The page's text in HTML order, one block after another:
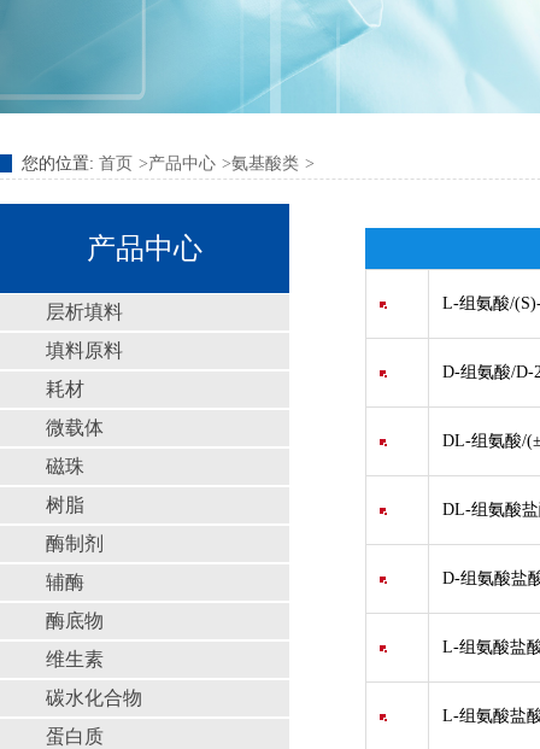
您的位置: 首页 产品中心 氨基酸类
产品中心
层析填料
填料原料
耗材
微载体
磁珠
树脂
酶制剂
辅酶
酶底物
维生素
碳水化合物
蛋白质
L-组氨酸/
D-组氨酸/D-
DL-组氨酸/
DL-组氨酸
D-组氨酸盐
L-组氨酸盐
L-组氨酸盐